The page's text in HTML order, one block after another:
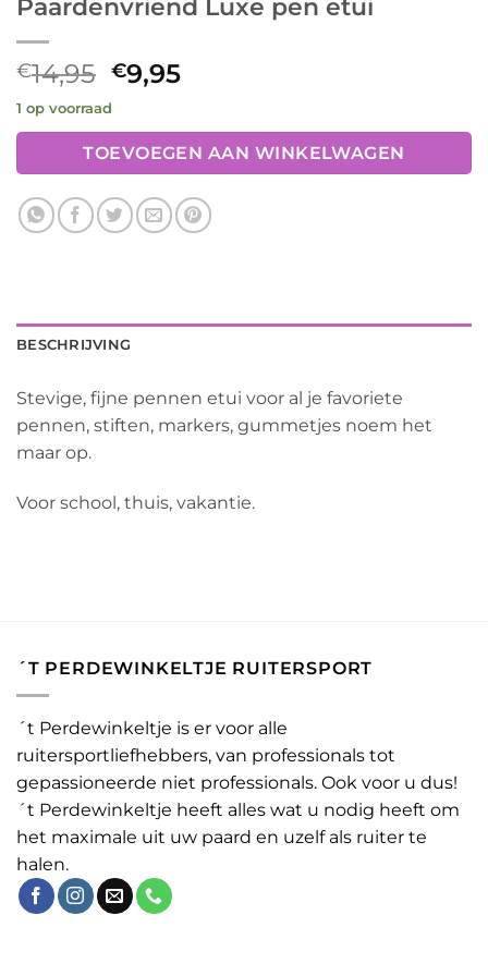
Paardenvriend Luxe pen etui
€14,95 Oorspronkelijke
prijs
was:
€14,95.
€9,95Huidige
is:
€9,95.
1 op voorraad
TOEVOEGEN AAN WINKELWAGEN
BESCHRIJVING
Stevige, fijne pennen etui voor al je favoriete
pennen, stiften, markers, gummetjes noem het
maar op.
Voor school, thuis, vakantie.
´T PERDEWINKELTJE RUITERSPORT
´t Perdewinkeltje is er voor alle
ruitersportliefhebbers, van professionals tot
gepassioneerde niet professionals. Ook voor u dus!
´t Perdewinkeltje heeft alles wat u nodig heeft om
het maximale uit uw paard en uzelf als ruiter te
halen.